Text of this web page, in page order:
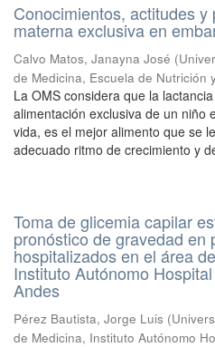
Conocimientos, actitudes
materna exclusiva en
Calvo Matos, Janayna José (
de Medicina, Escuela de Nutrición
La OMS considera que la
alimentación exclusiva de un niño
vida, es el mejor alimento que se
adecuado ritmo de crecimiento y
Toma de glicemia capilar
pronóstico de gravedad en
hospitalizados en el área
Instituto Autónomo
Andes
Pérez Bautista, Jorge Luis (
de Medicina, Instituto Autónomo